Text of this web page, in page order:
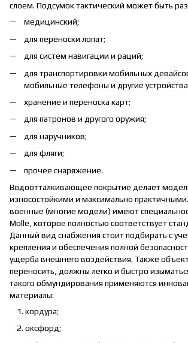
слоем. Подсумок тактический может быть
медицинский;
для переноски лопат;
для систем навигации и раций;
для транспортировки мобильных
мобильные телефоны и другие
хранение и переноска карт;
для патронов и другого оружия;
для наручников;
для фляги;
прочее снаряжение.
Водоотталкивающее покрытие делает
износостойкими и максимально
военные (многие модели) имеют
Molle, которое полностью соответствует
Данный вид снабжения стоит подбирать с
крепления и обеспечения полной
ущерба внешнего воздействия. Также
переносить, должны легко и быстро
такого обмундирования применяются
материалы:
кордура;
оксфорд;